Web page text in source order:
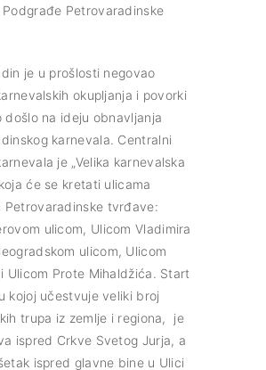
Podgrađe Petrovaradinske
je u prošlosti negovao
okupljanja i povorki
došlo na ideju obnavljanja
karnevala. Centralni
je „Velika karnevalska
će se kretati ulicama
Petrovaradinske tvrđave:
ulicom, Ulicom Vladimira
ulicom, Ulicom
Ulicom Prote Mihaldžića. Start
kojoj učestvuje veliki broj
trupa iz zemlje i regiona, je
ispred Crkve Svetog Jurja, a
ispred glavne bine u Ulici